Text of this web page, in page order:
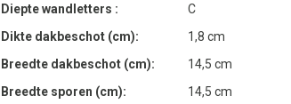
Diepte wandletters
C
Dikte dakbeschot (cm)
1,8 cm
Breedte dakbeschot (cm)
14,5 cm
Breedte sporen (cm)
14,5 cm